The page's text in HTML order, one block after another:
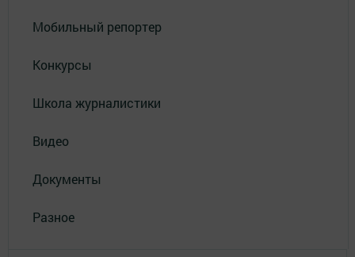
Мобильный репортер
Конкурсы
Школа журналистики
Видео
Документы
Разное